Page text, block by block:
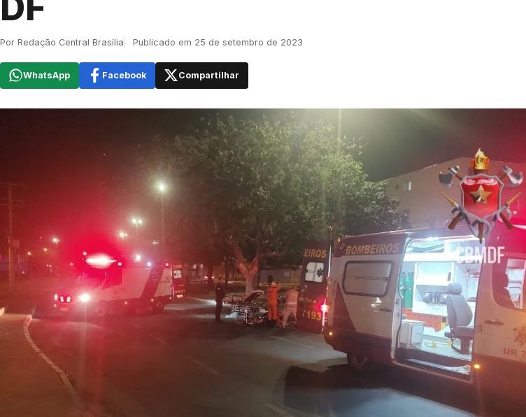
Por Redação Central Brasília Publicado em 25 de setembro de 2023
WhatsApp Facebook Compartilhar